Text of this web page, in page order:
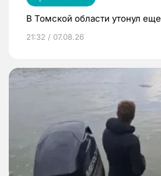
В Томской области утонул
21:32 / 07.08.26